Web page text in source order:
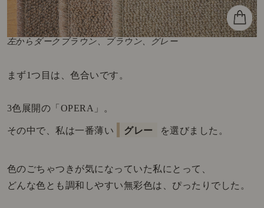
左からダークブラウン、ブラウン、グレー
まず1つ目は、色合いです。
3色展開の「OPERA」。
その中で、私は一番薄い グレー を選びました。
色のごちゃつきが気になっていた私にとって、
どんな色とも調和しやすい無彩色は、ぴったりでした。